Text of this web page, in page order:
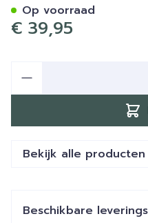
€ 39,95
Op voorraad
Bekijk alle
Beschikbare